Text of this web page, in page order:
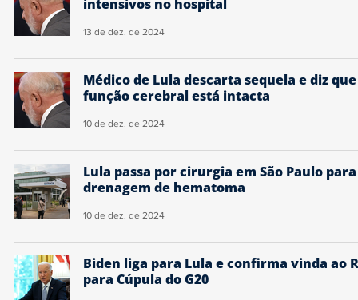
intensivos no hospital
13 de dez. de 2024
Médico de Lula descarta sequela e diz que
função cerebral está intacta
10 de dez. de 2024
Lula passa por cirurgia em São Paulo para
drenagem de hematoma
10 de dez. de 2024
Biden liga para Lula e confirma vinda ao
para Cúpula do G20